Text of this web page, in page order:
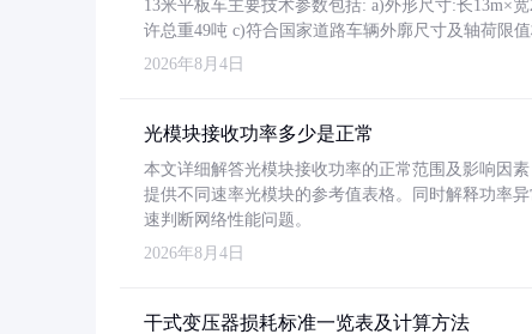
13米平板车主要技术参数包括: a)外形尺寸:长13m×
许总重49吨 c)符合国家道路车辆外廓尺寸及轴荷限
2026年8月4日
光模块接收功率多少是正常
本文详细解答光模块接收功率的正常范围及影响因
提供不同速率光模块的参考值表格。同时解释功率
速判断网络性能问题。
2026年8月4日
干式变压器损耗标准一览表及计算方法